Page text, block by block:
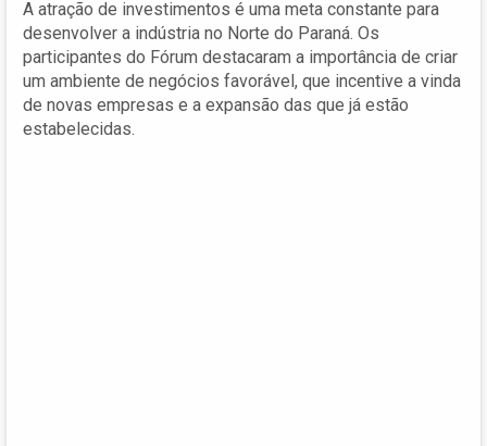
A atração de investimentos é uma meta constante para
desenvolver a indústria no Norte do Paraná. Os
participantes do Fórum destacaram a importância de criar
um ambiente de negócios favorável, que incentive a vinda
de novas empresas e a expansão das que já estão
estabelecidas.